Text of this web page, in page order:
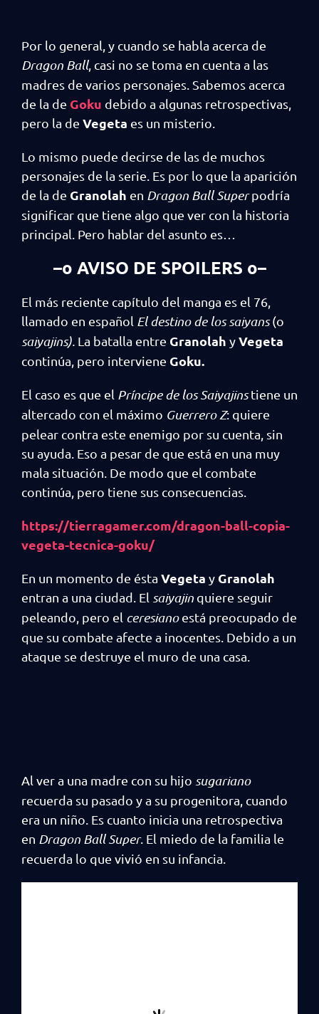
Por lo general, y cuando se habla acerca de
Dragon Ball, casi no se toma en cuenta a las
madres de varios personajes. Sabemos acerca
de la de Goku debido a algunas retrospectivas,
pero la de Vegeta es un misterio.
Lo mismo puede decirse de las de muchos
personajes de la serie. Es por lo que la aparición
de la de Granolah en Dragon Ball Superpodría
significar que tiene algo que ver con la historia
principal. Pero hablar del asunto es…
–o AVISO DE SPOILERS o–
El más reciente capítulo del manga es el 76,
llamado en español El destino de los saiyans(o
saiyajins). La batalla entre Granolah yVegeta
continúa, pero interviene Goku.
El caso es que el Príncipe de los Saiyajinstiene un
altercado con el máximo Guerrero Z: quiere
pelear contra este enemigo por su cuenta, sin
su ayuda. Eso a pesar de que está en una muy
mala situación. De modo que el combate
continúa, pero tiene sus consecuencias.
https://tierragamer.com/dragon-ball-copia-
vegeta-tecnica-goku/
En un momento de ésta Vegeta y Granolah
entran a una ciudad. El saiyajin quiere seguir
peleando, pero el ceresianoestá preocupado de
que su combate afecte a inocentes. Debido a un
ataque se destruye el muro de una casa.
Al ver a una madre con su hijo sugariano
recuerda su pasado y a su progenitora, cuando
era un niño. Es cuanto inicia una retrospectiva
en Dragon Ball Super. El miedo de la familia le
recuerda lo que vivió en su infancia.